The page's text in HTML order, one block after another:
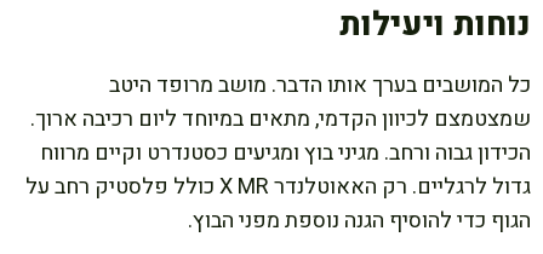
נוחות ויעילות
כל המושבים בערך אותו הדבר. מושב מרופד היטב
שמצטמצם לכיוון הקדמי, מתאים במיוחד ליום רכיבה ארוך.
הכידון גבוה ורחב. מגיני בוץ ומגיעים כסטנדרט וקיים מרווח
גדול לרגליים. רק האאוטלנדר X MR כולל פלסטיק רחב על
הגוף כדי להוסיף הגנה נוספת מפני הבוץ.